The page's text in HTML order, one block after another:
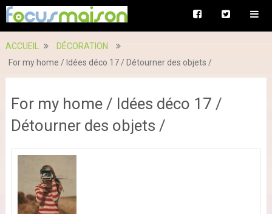
ACCUEIL
DÉCORATION
For my home / Idées déco 17 / Détourner des objets /
For my home / Idées déco 17 /
Détourner des objets /